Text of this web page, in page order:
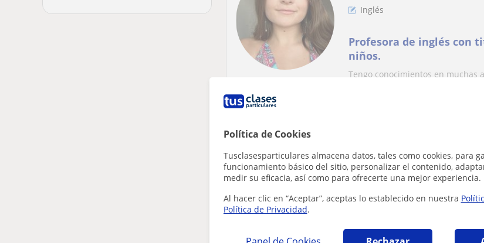
Política de Cookies
Tusclasesparticulares almacena datos, tales como cookies, para
funcionamiento básico del sitio, personalizar el contenido,
medir su eficacia, así como para ofrecerte una mejor experiencia.
Al hacer clic en “Aceptar”, aceptas lo establecido en nuestra
Política de Privacidad.
Inglés
Profesora de inglés con
niños.
Tengo conocimientos en muchas
San Roque
Francés
Doy clases de francés
(Mándame un email
teléfono francés)
Cómo soy francesa puedo